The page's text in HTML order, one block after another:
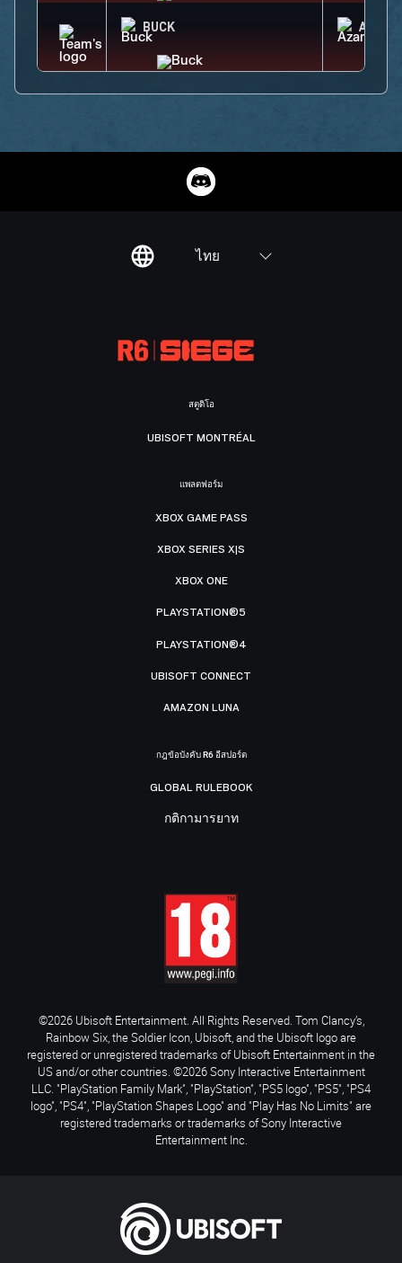
BUCK AZAMI
ไทย
สตูดิโอ
UBISOFT MONTRÉAL
แพลตฟอร์ม
XBOX GAME PASS
XBOX SERIES X|S
XBOX ONE
PLAYSTATION®5
PLAYSTATION®4
UBISOFT CONNECT
AMAZON LUNA
กฎข้อบังคับ R6 อีสปอร์ต
GLOBAL RULEBOOK
กติกามารยาท
©2026 Ubisoft Entertainment. All Rights Reserved. Tom Clancy’s,
Rainbow Six, the Soldier Icon, Ubisoft, and the Ubisoft logo are
registered or unregistered trademarks of Ubisoft Entertainment in the
US and/or other countries. ©2026 Sony Interactive Entertainment
LLC. "PlayStation Family Mark", "PlayStation", "PS5 logo", "PS5", "PS4
logo", "PS4", "PlayStation Shapes Logo" and "Play Has No Limits" are
registered trademarks or trademarks of Sony Interactive
Entertainment Inc.